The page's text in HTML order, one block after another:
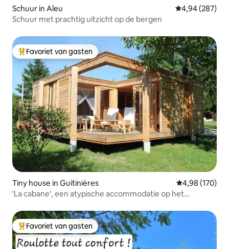
Schuur in Aleu Gemiddelde
4,94 (287)
Schuur met prachtig uitzicht op de bergen
Topfavoriet van gasten
Favoriet van gasten
Tiny house in Guitinières Gemiddelde
4,98 (170)
'La cabane', een atypische accommodatie op het
Topfavoriet van gasten
Favoriet van gasten